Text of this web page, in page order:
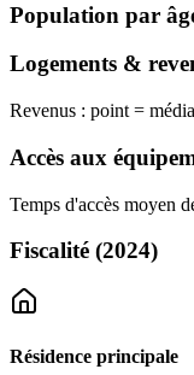
Population par
Logements &
Revenus : point =
Accès aux
Temps d'accès moyen
Fiscalité (2024)
Résidence principale